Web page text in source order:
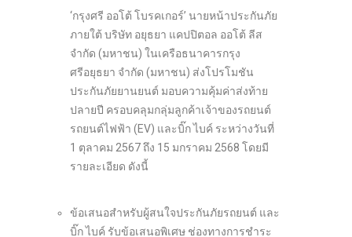
‘กรุงศรี ออโต้ โบรคเกอร์’ นายหน้าประกันภัย
ภายใต้ บริษัท อยุธยา แคปปิตอล ออโต้ ลีส
จำกัด (มหาชน) ในเครือธนาคารกรุง
ศรีอยุธยา จำกัด (มหาชน) ส่งโปรโมชัน
ประกันภัยยานยนต์ มอบความคุ้มค่าส่งท้าย
ปลายปี ครอบคลุมกลุ่มลูกค้าเจ้าของรถยนต์
รถยนต์ไฟฟ้า (EV) และบิ๊ก ไบค์ ระหว่างวันที่
1 ตุลาคม 2567 ถึง 15 มกราคม 2568 โดยมี
รายละเอียด ดังนี้
ข้อเสนอสำหรับผู้สนใจประกันภัยรถยนต์ และ
บิ๊ก ไบค์ รับข้อเสนอพิเศษ ช่องทางการชำระ